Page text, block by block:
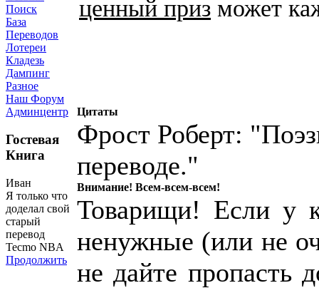
Поиск
База
Переводов
Лотереи
Кладезь
Дампинг
Разное
Наш Форум
Админцентр
Гостевая
Книга
Иван
Я только что
доделал свой
старый
перевод
Tecmo NBA
Продолжить
ценный приз может
Цитаты
Фрост Роберт:
переводе."
Внимание! Всем-всем-всем!
Товарищи! Если у
ненужные (или не
не дайте пропасть